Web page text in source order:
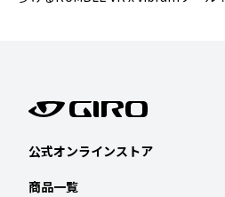
公式オンラインストア
商品一覧